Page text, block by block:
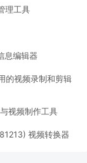
理工具
息编辑器
的视频录制和剪辑
视频制作工具
视频转换器